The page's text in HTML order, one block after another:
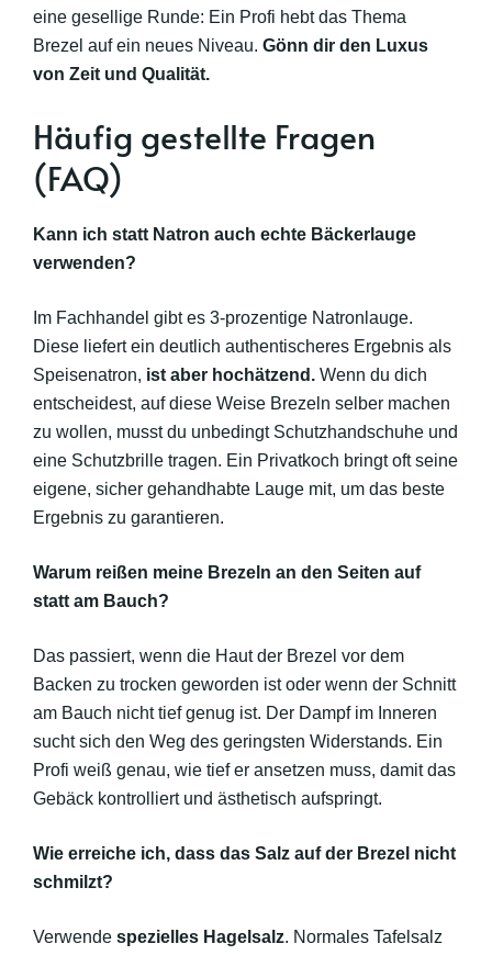
eine gesellige Runde: Ein Profi hebt das Thema
Brezel auf ein neues Niveau. Gönn dir den Luxus
von Zeit und Qualität.
Häufig gestellte Fragen
(FAQ)
Kann ich statt Natron auch echte Bäckerlauge
verwenden?
Im Fachhandel gibt es 3-prozentige Natronlauge.
Diese liefert ein deutlich authentischeres Ergebnis als
Speisenatron, ist aber hochätzend. Wenn du dich
entscheidest, auf diese Weise Brezeln selber machen
zu wollen, musst du unbedingt Schutzhandschuhe und
eine Schutzbrille tragen. Ein Privatkoch bringt oft seine
eigene, sicher gehandhabte Lauge mit, um das beste
Ergebnis zu garantieren.
Warum reißen meine Brezeln an den Seiten auf
statt am Bauch?
Das passiert, wenn die Haut der Brezel vor dem
Backen zu trocken geworden ist oder wenn der Schnitt
am Bauch nicht tief genug ist. Der Dampf im Inneren
sucht sich den Weg des geringsten Widerstands. Ein
Profi weiß genau, wie tief er ansetzen muss, damit das
Gebäck kontrolliert und ästhetisch aufspringt.
Wie erreiche ich, dass das Salz auf der Brezel nicht
schmilzt?
Verwende spezielles Hagelsalz. Normales Tafelsalz